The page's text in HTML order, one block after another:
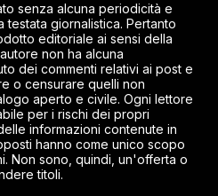
senza alcuna periodicità e
testata giornalistica. Pertanto
editoriale ai sensi della
non ha alcuna
dei commenti relativi ai post e
o censurare quelli non
aperto e civile. Ogni lettore
per i rischi dei propri
informazioni contenute in
hanno come unico scopo
Non sono, quindi, un'offerta o
titoli.